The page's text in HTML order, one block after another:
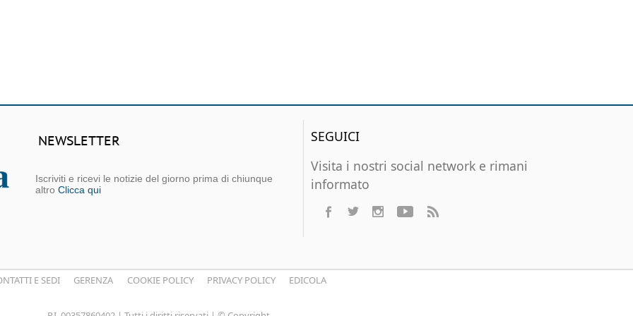
NEWSLETTER
Iscriviti e ricevi le notizie del giorno prima di chiunque
altro Clicca qui
SEGUICI
Visita i nostri social network e rimani
informato
E SEDI GERENZA COOKIE POLICY PRIVACY POLICY EDICOLA